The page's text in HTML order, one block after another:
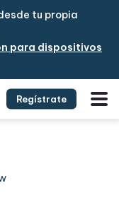
tu propia
para dispositivos
Regístrate